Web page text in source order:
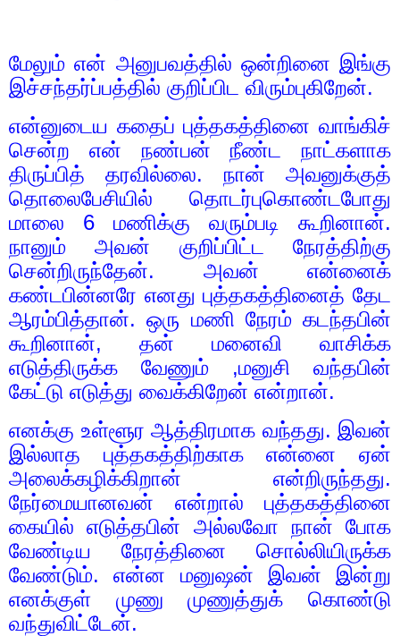
மேலும் என் அனுபவத்தில் ஒன்றினை இங்கு
இச்சந்தர்ப்பத்தில் குறிப்பிட விரும்புகிறேன்.
என்னுடைய கதைப் புத்தகத்தினை வாங்கிச்
சென்ற என் நண்பன் நீண்ட நாட்களாக
திருப்பித் தரவில்லை. நான் அவனுக்குத்
தொலைபேசியில் தொடர்புகொண்டபோது
மாலை 6 மணிக்கு வரும்படி கூறினான்.
நானும் அவன் குறிப்பிட்ட நேரத்திற்கு
சென்றிருந்தேன். அவன் என்னைக்
கண்டபின்னரே எனது புத்தகத்தினைத் தேட
ஆரம்பித்தான். ஒரு மணி நேரம் கடந்தபின்
கூறினான், தன் மனைவி வாசிக்க
எடுத்திருக்க வேணும் ,மனுசி வந்தபின்
கேட்டு எடுத்து வைக்கிறேன் என்றான்.
எனக்கு உள்ளூர ஆத்திரமாக வந்தது. இவன்
இல்லாத புத்தகத்திற்காக என்னை ஏன்
அலைக்கழிக்கிறான் என்றிருந்தது.
நேர்மையானவன் என்றால் புத்தகத்தினை
கையில் எடுத்தபின் அல்லவோ நான் போக
வேண்டிய நேரத்தினை சொல்லியிருக்க
வேண்டும். என்ன மனுஷன் இவன் இன்று
எனக்குள் முணு முணுத்துக் கொண்டு
வந்துவிட்டேன்.